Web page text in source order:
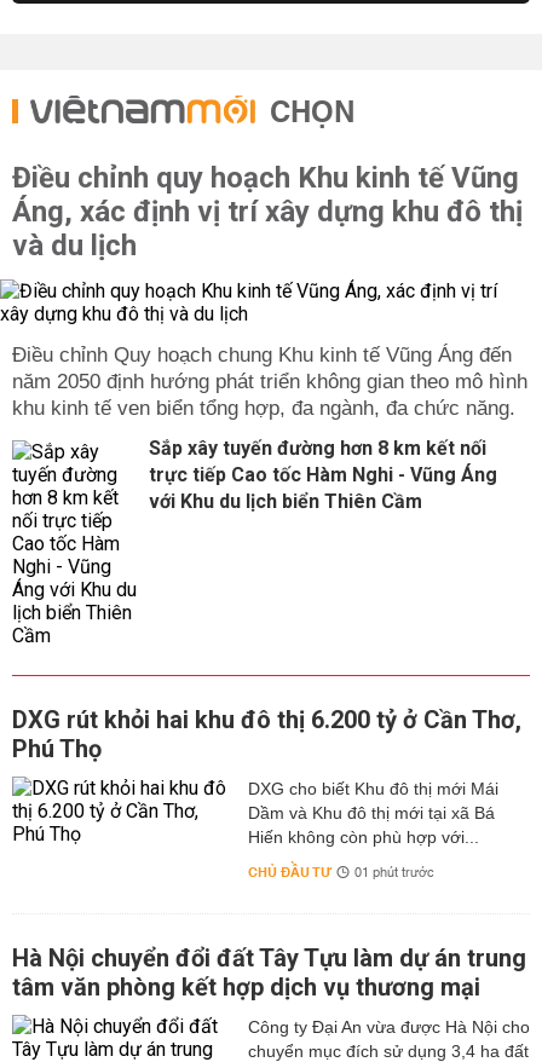
CHỌN
Điều chỉnh quy hoạch Khu kinh tế Vũng
Áng, xác định vị trí xây dựng khu đô thị
và du lịch
Điều chỉnh Quy hoạch chung Khu kinh tế Vũng Áng đến
năm 2050 định hướng phát triển không gian theo mô hình
khu kinh tế ven biển tổng hợp, đa ngành, đa chức năng.
Sắp xây tuyến đường hơn 8 km kết nối
trực tiếp Cao tốc Hàm Nghi - Vũng Áng
với Khu du lịch biển Thiên Cầm
DXG rút khỏi hai khu đô thị 6.200 tỷ ở Cần Thơ,
Phú Thọ
DXG cho biết Khu đô thị mới Mái
Dầm và Khu đô thị mới tại xã Bá
Hiến không còn phù hợp với...
CHỦ ĐẦU TƯ 01 phút trước
Hà Nội chuyển đổi đất Tây Tựu làm dự án trung
tâm văn phòng kết hợp dịch vụ thương mại
Công ty Đại An vừa được Hà Nội cho
chuyển mục đích sử dụng 3,4 ha đất